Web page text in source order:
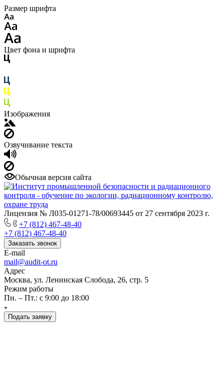
Размер шрифта
Цвет фона и шрифта
Изображения
Озвучивание текста
Обычная версия сайта
Лицензия № Л035-01271-78/00693445 от 27 сентября 2023 г.
+7 (812) 467-48-40
+7 (812) 467-48-40
Заказать звонок
E-mail
mail@audit-ot.ru
Адрес
Москва, ул. Ленинская Слобода, 26, стр. 5
Режим работы
Пн. – Пт.: с 9:00 до 18:00
Подать заявку